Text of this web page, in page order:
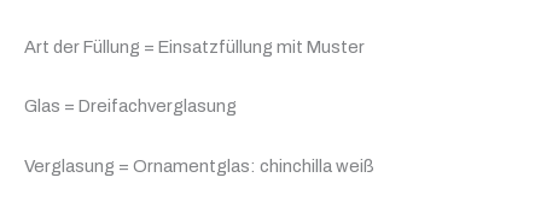
Art der Füllung = Einsatzfüllung mit Muster
Glas = Dreifachverglasung
Verglasung = Ornamentglas: chinchilla weiß